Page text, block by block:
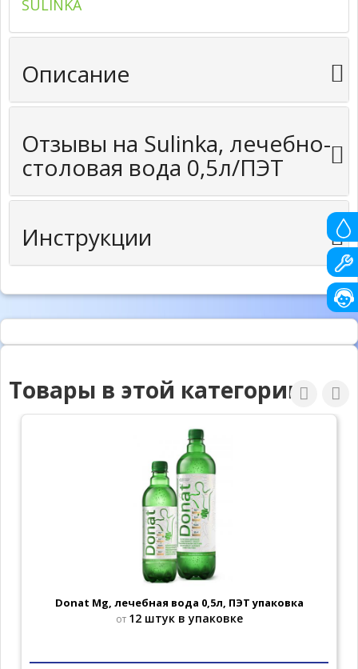
SULINKA
Описание
Отзывы на Sulinka, лечебно-
столовая вода 0,5л/ПЭТ
Инструкции
Товары в этой категории
Donat Mg, лечебная вода 0,5л, ПЭТ упаковка
от 12 штук в упаковке